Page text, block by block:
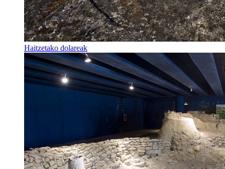
Haitzetako dolareak